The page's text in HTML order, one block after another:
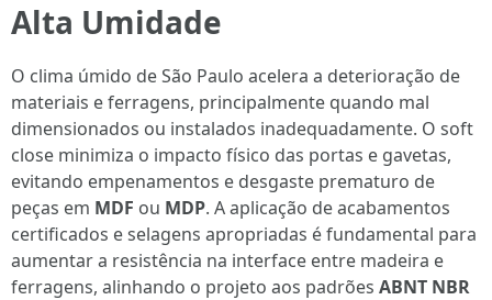
Alta Umidade
O clima úmido de São Paulo acelera a deterioração de
materiais e ferragens, principalmente quando mal
dimensionados ou instalados inadequadamente. O soft
close minimiza o impacto físico das portas e gavetas,
evitando empenamentos e desgaste prematuro de
peças em MDF ou MDP. A aplicação de acabamentos
certificados e selagens apropriadas é fundamental para
aumentar a resistência na interface entre madeira e
ferragens, alinhando o projeto aos padrões ABNT NBR